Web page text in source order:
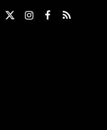
X
Instagram
Facebook
RSS